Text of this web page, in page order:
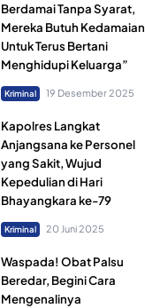
Berdamai Tanpa Syarat,
Mereka Butuh Kedamaian
Untuk Terus Bertani
Menghidupi Keluarga”
Kriminal 19 Desember 2025
Kapolres Langkat
Anjangsana ke Personel
yang Sakit, Wujud
Kepedulian di Hari
Bhayangkara ke-79
Kriminal 20 Juni 2025
Waspada! Obat Palsu
Beredar, Begini Cara
Mengenalinya